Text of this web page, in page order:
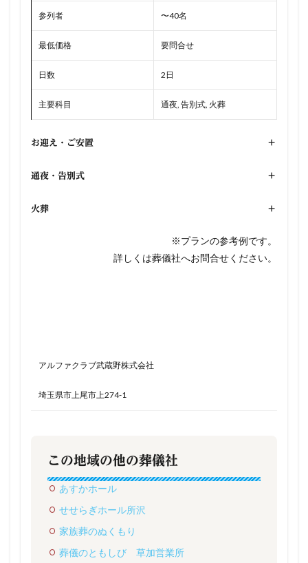
参列者 〜40名
最低価格 要問合せ
日数 2日
主要科目 通夜, 告別式, 火葬
お迎え・ご安置 +
通夜・告別式 +
火葬 +
※プランの参考例です。
詳しくは葬儀社へお問合せください。
アルファクラブ武蔵野株式会社
埼玉県市上尾市上274-1
この地域の他の葬儀社
あすかホール
せせらぎホール所沢
家族葬のぬくもり
葬儀のともしび 草加営業所